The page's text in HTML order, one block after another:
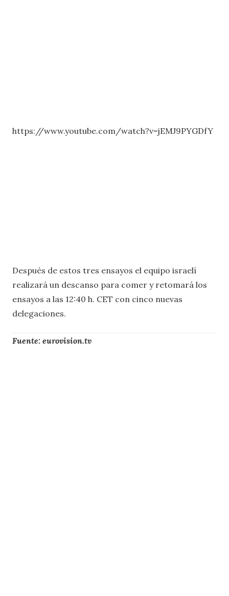
https://www.youtube.com/watch?v=jEMJ9PYGDfY
Después de estos tres ensayos el equipo israelí
realizará un descanso para comer y retomará los
ensayos a las 12:40 h. CET con cinco nuevas
delegaciones.
Fuente: eurovision.tv